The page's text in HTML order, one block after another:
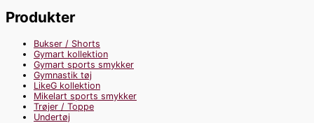
Produkter
Bukser / Shorts
Gymart kollektion
Gymart sports smykker
Gymnastik tøj
LikeG kollektion
Mikelart sports smykker
Trøjer / Toppe
Undertøj